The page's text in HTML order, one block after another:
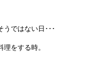
うではない日･･･
理をする時。